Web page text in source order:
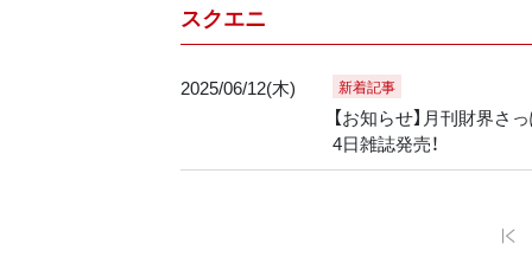
スクエニ
2025/06/12(木) 新着記事
【お知らせ】月刊財界さ
4日雑誌発売！